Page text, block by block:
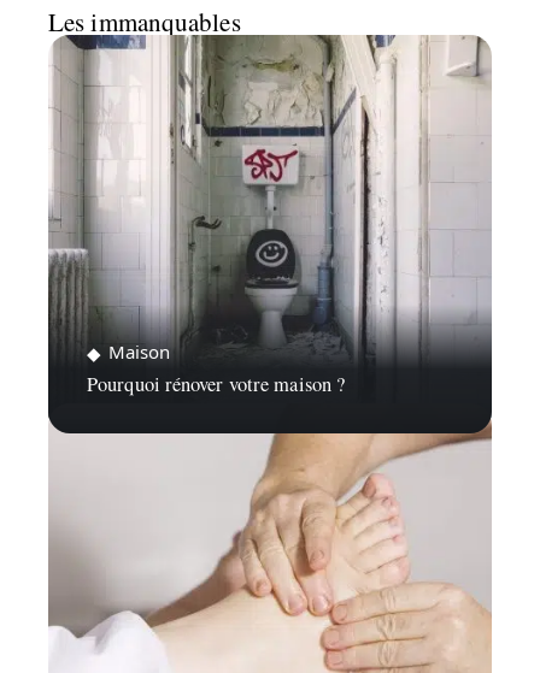
Les immanquables
Maison
Pourquoi rénover votre maison ?